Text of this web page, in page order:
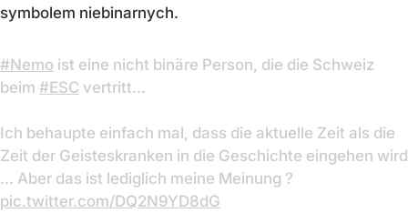
symbolem niebinarnych.
#Nemo ist eine nicht binäre Person, die die Schweiz
beim #ESC vertritt...
Ich behaupte einfach mal, dass die aktuelle Zeit als die
Zeit der Geisteskranken in die Geschichte eingehen wird
... Aber das ist lediglich meine Meinung ?
pic.twitter.com/DQ2N9YD8dG